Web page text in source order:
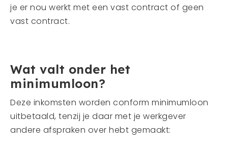
je er nou werkt met een vast contract of geen
vast contract.
Wat valt onder het
minimumloon?
Deze inkomsten worden conform minimumloon
uitbetaald, tenzij je daar met je werkgever
andere afspraken over hebt gemaakt: